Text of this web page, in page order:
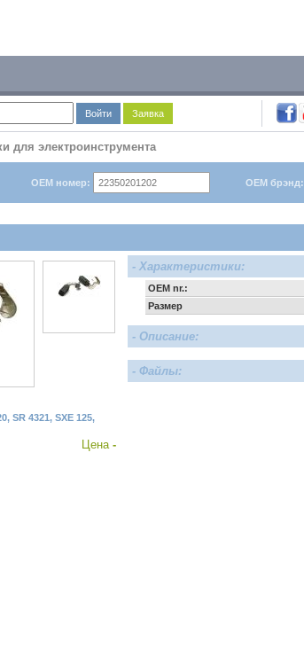
Войти Заявка
для электроинструмента
OEM номер: OEM брэнд:
SR 4321, SXE 125,
Цена -
- Характеристики:
OEM nr.:
Размер
- Описание:
- Файлы: